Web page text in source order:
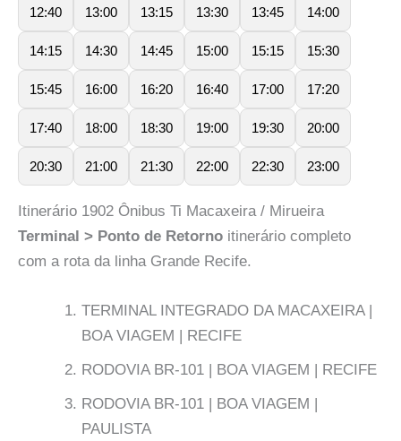
12:40 13:00 13:15 13:30 13:45 14:00
14:15 14:30 14:45 15:00 15:15 15:30
15:45 16:00 16:20 16:40 17:00 17:20
17:40 18:00 18:30 19:00 19:30 20:00
20:30 21:00 21:30 22:00 22:30 23:00
Itinerário 1902 Ônibus Ti Macaxeira / Mirueira
Terminal > Ponto de Retorno itinerário completo
com a rota da linha Grande Recife.
TERMINAL INTEGRADO DA MACAXEIRA |
BOA VIAGEM | RECIFE
RODOVIA BR-101 | BOA VIAGEM | RECIFE
RODOVIA BR-101 | BOA VIAGEM |
PAULISTA